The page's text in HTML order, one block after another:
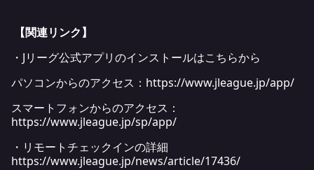
【関連リンク】
・Jリーグ公式アプリのインストールはこちらから
パソコンからのアクセス： https://www.jleague.jp/app/
スマートフォンからのアクセス：
https://www.jleague.jp/sp/app/
・リモートチェックインの詳細
https://www.jleague.jp/news/article/17436/